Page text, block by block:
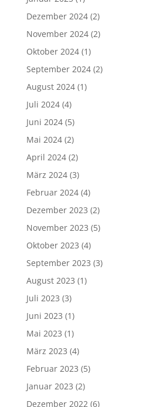
Dezember 2024(2)
November 2024(2)
Oktober 2024(1)
September 2024(2)
August 2024(1)
Juli 2024(4)
Juni 2024(5)
Mai 2024(2)
April 2024(2)
März 2024(3)
Februar 2024(4)
Dezember 2023 (2)
November 2023 (5)
Oktober 2023 (4)
September 2023 (3)
August 2023 (1)
Juli 2023 (3)
Juni 2023 (1)
Mai 2023 (1)
März 2023 (4)
Februar 2023 (5)
Januar 2023 (2)
Dezember 2022 (6)